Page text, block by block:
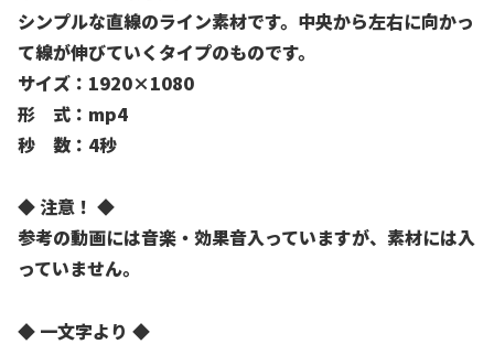
シンプルな直線のライン素材です。中央から左右に向かっ
て線が伸びていくタイプのものです。
サイズ：1920×1080
形 式：mp4
秒 数：4秒
◆ 注意！ ◆
参考の動画には音楽・効果音入っていますが、素材には入
っていません。
◆ 一文字より ◆